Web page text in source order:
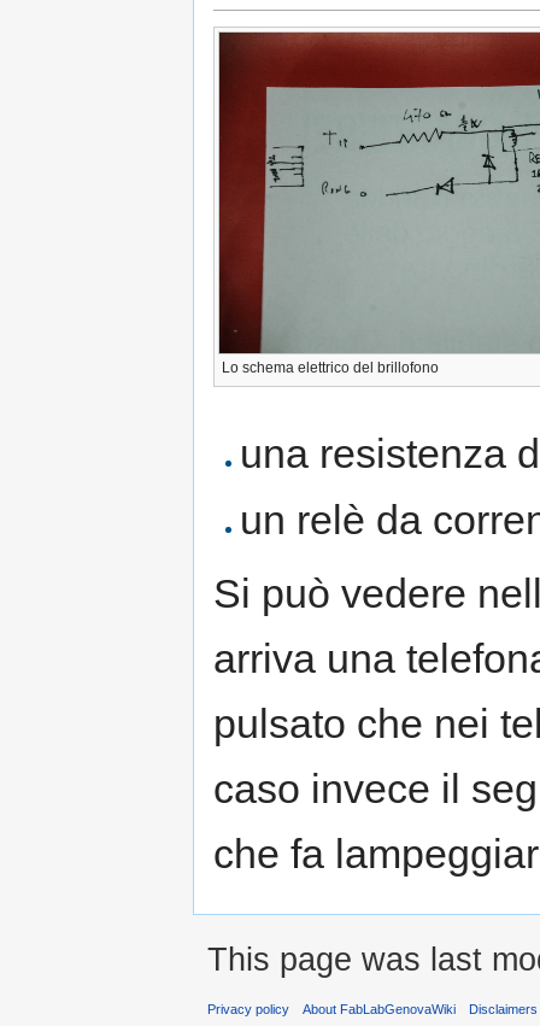
Lo schema elettrico del brillofono
una resistenza
un relè da
Si può vedere
arriva una
pulsato che nei
caso invece il
che fa
This page was last
Privacy policy About FabLabGenovaWiki Disclaimers